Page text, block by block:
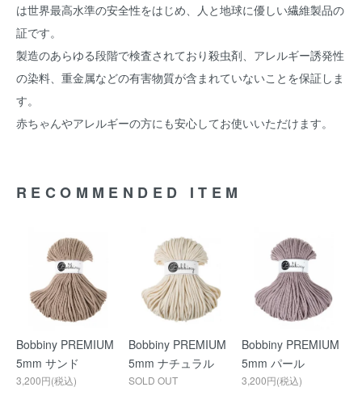
は世界最高水準の安全性をはじめ、人と地球に優しい繊維製品の
証です。
製造のあらゆる段階で検査されており殺虫剤、アレルギー誘発性
の染料、重金属などの有害物質が含まれていないことを保証しま
す。
赤ちゃんやアレルギーの方にも安心してお使いいただけます。
RECOMMENDED ITEM
Bobbiny PREMIUM
5mm サンド
3,200円(税込)
Bobbiny PREMIUM
5mm ナチュラル
SOLD OUT
Bobbiny PREMIUM
5mm パール
3,200円(税込)